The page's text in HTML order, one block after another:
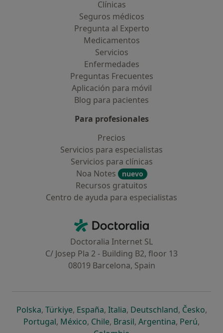
Clínicas
Seguros médicos
Pregunta al Experto
Medicamentos
Servicios
Enfermedades
Preguntas Frecuentes
Aplicación para móvil
Blog para pacientes
Para profesionales
Precios
Servicios para especialistas
Servicios para clínicas
Noa Notes
nuevo
Recursos gratuitos
Centro de ayuda para especialistas
Doctoralia - Página de inicio
Doctoralia Internet SL
C/ Josep Pla 2 - Building B2, floor 13
08019 Barcelona, Spain
Polskase abre en una nueva pestaña
, Türkiyese abre en una nueva pestaña
, Españase abre en una nueva pestaña
, Italiase abre en una nueva
, Deutschlandse abre en
, Českose
,
Portugalse abre en una nueva pestaña
, Méxicose abre en una nueva pestaña
, Chilese abre en una nueva pestaña
, Brasilse abre en una nueva
, Argentinase abre en
, Perúse
,